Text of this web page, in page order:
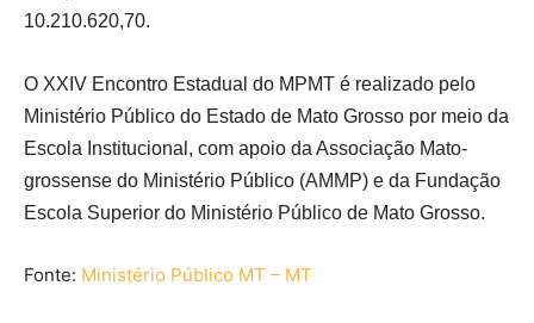
10.210.620,70.
O XXIV Encontro Estadual do MPMT é realizado pelo
Ministério Público do Estado de Mato Grosso por meio da
Escola Institucional, com apoio da Associação Mato-
grossense do Ministério Público (AMMP) e da Fundação
Escola Superior do Ministério Público de Mato Grosso.
Fonte: Ministério Público MT – MT